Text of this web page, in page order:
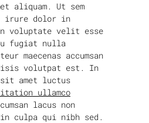
aliquam. Ut sem
irure dolor in
voluptate velit esse
fugiat nulla
maecenas accumsan
volutpat est. In
sit amet luctus
ullamco
lacus non
culpa qui nibh sed.